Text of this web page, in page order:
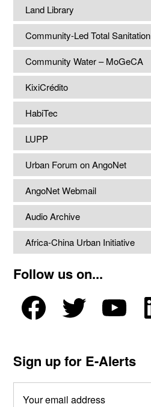
Land Library
Community-Led Total Sanitation
Community Water – MoGeCA
KixiCrédito
HabiTec
LUPP
Urban Forum on AngoNet
AngoNet Webmail
Audio Archive
Africa-China Urban Initiative
Follow us on...
Sign up for E-Alerts